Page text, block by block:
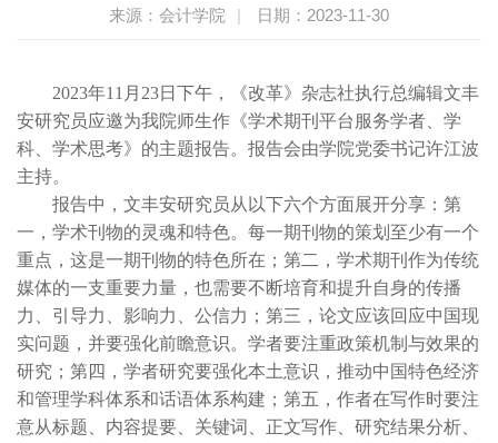
来源：会计学院 | 日期：2023-11-30
2023年11月23日下午，《改革》杂志社执行总编辑文丰
安研究员应邀为我院师生作《学术期刊平台服务学者、学
科、学术思考》的主题报告。报告会由学院党委书记许江波
主持。
报告中，文丰安研究员从以下六个方面展开分享：第
一，学术刊物的灵魂和特色。每一期刊物的策划至少有一个
重点，这是一期刊物的特色所在；第二，学术期刊作为传统
媒体的一支重要力量，也需要不断培育和提升自身的传播
力、引导力、影响力、公信力；第三，论文应该回应中国现
实问题，并要强化前瞻意识。学者要注重政策机制与效果的
研究；第四，学者研究要强化本土意识，推动中国特色经济
和管理学科体系和话语体系构建；第五，作者在写作时要注
意从标题、内容提要、关键词、正文写作、研究结果分析、